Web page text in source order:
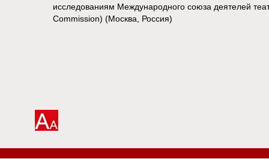
исследованиям Международного союза деятелей
Commission) (Москва, Россия)